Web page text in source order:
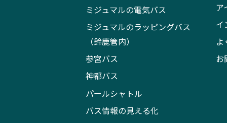
ミジュマルの電気バス
ミジュマルのラッピングバス
（鈴鹿管内）
参宮バス
神都バス
パールシャトル
バス情報の見える化
ア
イ
よ
お